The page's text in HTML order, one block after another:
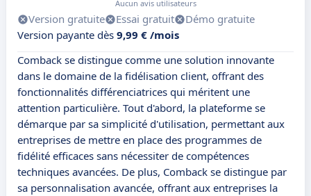
Aucun avis utilisateurs
Version gratuite Essai gratuit
Démo gratuite
Version payante dès 9,99 € /mois
Comback se distingue comme une solution innovante
dans le domaine de la fidélisation client, offrant des
fonctionnalités différenciatrices qui méritent une
attention particulière. Tout d'abord, la plateforme se
démarque par sa simplicité d'utilisation, permettant aux
entreprises de mettre en place des programmes de
fidélité efficaces sans nécessiter de compétences
techniques avancées. De plus, Comback se distingue par
sa personnalisation avancée, offrant aux entreprises la